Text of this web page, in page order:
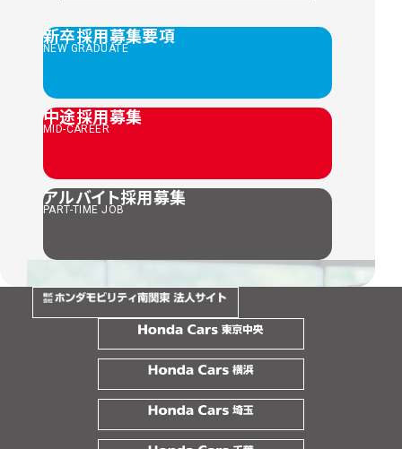
新卒採用募集要項
NEW GRADUATE
中途採用募集
MID-CAREER
アルバイト採用募集
PART-TIME JOB